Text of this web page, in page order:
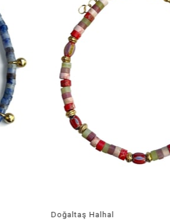
Doğaltaş Halhal